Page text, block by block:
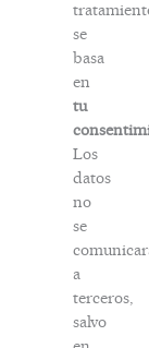
se
basa
en
tu
Los
datos
no
se
a
terceros,
salvo